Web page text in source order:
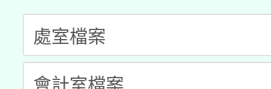
年度健康促進學校輔導
業成長研習」實施計畫
原住民族教育政策研討
族教育國際趨勢與發展
轉知教育部國民及學前
新北市政府教育局辦理
師專業成長研習實施計
函轉國立臺灣師範大學
族語言臺北學習中心
轉知有關國立成功大學